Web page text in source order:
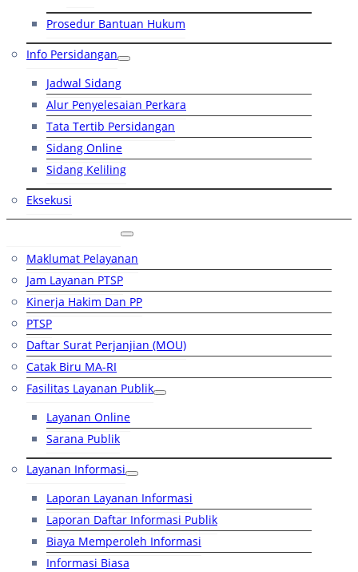
Prosedur Bantuan Hukum
Info Persidangan
Jadwal Sidang
Alur Penyelesaian Perkara
Tata Tertib Persidangan
Sidang Online
Sidang Keliling
Eksekusi
Maklumat Pelayanan
Jam Layanan PTSP
Kinerja Hakim Dan PP
PTSP
Daftar Surat Perjanjian (MOU)
Catak Biru MA-RI
Fasilitas Layanan Publik
Layanan Online
Sarana Publik
Layanan Informasi
Laporan Layanan Informasi
Laporan Daftar Informasi Publik
Biaya Memperoleh Informasi
Informasi Biasa